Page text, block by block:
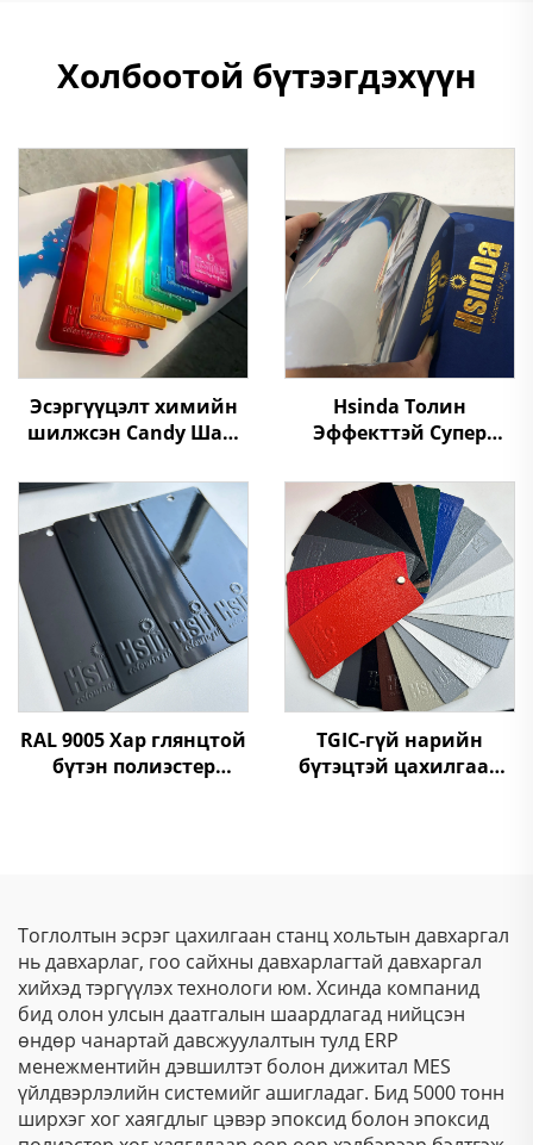
Холбоотой бүтээгдэхүүн
Эсэргүүцэлт химийн
шилжсэн Candy Шар,
эпоксид,
полиэфирийн зэсний
найрмал будаг
үйлдвэрлэгч Хятадад
Hsinda Толин
Эффекттэй Супер
Тунгалаг Нано
Технологийн Хромын
Пороны Будаг, Үнэ
RAL 9005 Хар глянцтой
бүтэн полиэстер
TGIC-гүй нарийн
бүтэцтэй цахилгаан
Тоглолтын эсрэг цахилгаан станц хольтын давхаргал
нь давхарлаг, гоо сайхны давхарлагтай давхаргал
хийхэд тэргүүлэх технологи юм. Хсинда компанид
бид олон улсын даатгалын шаардлагад нийцсэн
өндөр чанартай давсжуулалтын тулд ERP
менежментийн дэвшилтэт болон дижитал MES
үйлдвэрлэлийн системийг ашигладаг. Бид 5000 тонн
ширхэг хог хаягдлыг цэвэр эпоксид болон эпоксид